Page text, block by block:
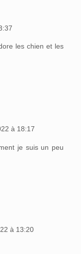
les chien et les
à 18:17
je suis un peu
à 13:20